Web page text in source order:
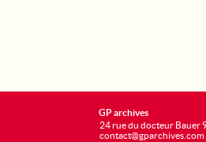
GP archives
24 rue du docteur Bauer
contact@gparchives.com